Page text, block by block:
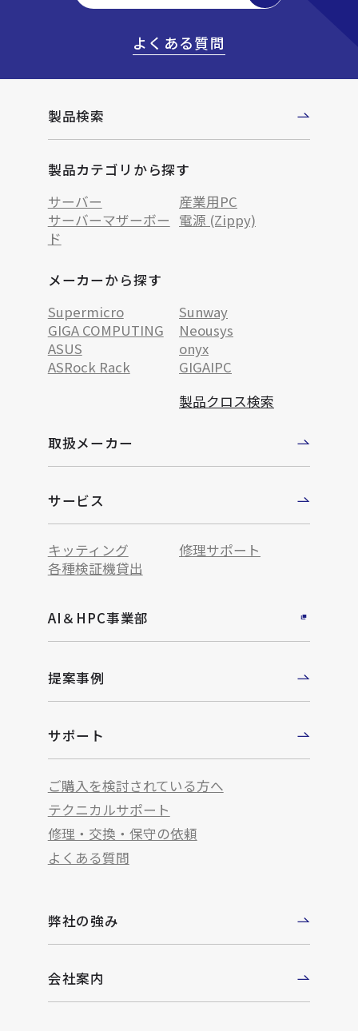
よくある質問
製品検索
製品カテゴリから探す
サーバー
産業用PC
サーバーマザーボー
ド
電源 (Zippy)
メーカーから探す
Supermicro
Sunway
GIGA COMPUTING
Neousys
ASUS
onyx
ASRock Rack
GIGAIPC
製品クロス検索
取扱メーカー
サービス
キッティング
修理サポート
各種検証機貸出
AI＆HPC事業部
提案事例
サポート
ご購入を検討されている方へ
テクニカルサポート
修理・交換・保守の依頼
よくある質問
弊社の強み
会社案内